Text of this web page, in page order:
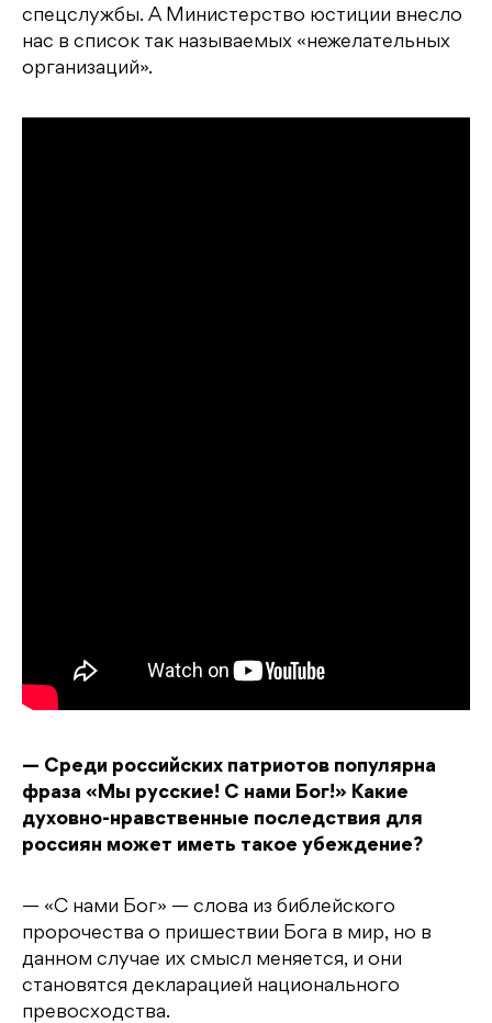
спецслужбы. А Министерство юстиции внесло
нас в список так называемых «нежелательных
организаций».
— Среди российских патриотов популярна
фраза «Мы русские! С нами Бог!» Какие
духовно-нравственные последствия для
россиян может иметь такое убеждение?
— «С нами Бог» — слова из библейского
пророчества о пришествии Бога в мир, но в
данном случае их смысл меняется, и они
становятся декларацией национального
превосходства.